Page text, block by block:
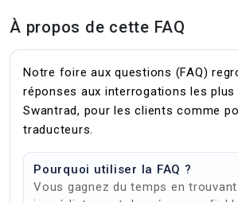
À propos de cette FAQ
Notre foire aux questions (FAQ)
réponses aux interrogations les
Swantrad, pour les clients comme
traducteurs.
Pourquoi utiliser la FAQ ?
Vous gagnez du temps en trouvant